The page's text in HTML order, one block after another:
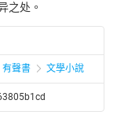
之处。
有聲書 文學小說